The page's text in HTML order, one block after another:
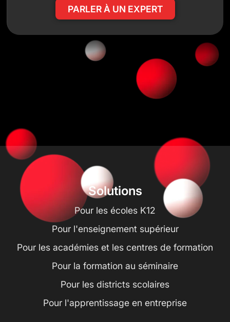
PARLER À UN EXPERT
Solutions
Pour les écoles K12
Pour l'enseignement supérieur
Pour les académies et les centres de formation
Pour la formation au séminaire
Pour les districts scolaires
Pour l'apprentissage en entreprise